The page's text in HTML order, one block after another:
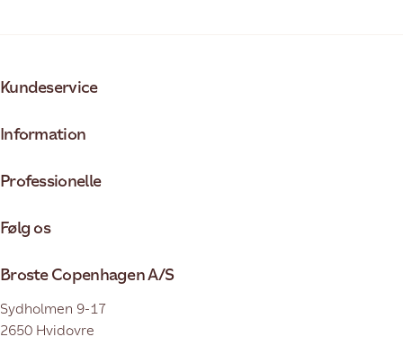
Kundeservice
Information
Professionelle
Følg os
Broste Copenhagen A/S
Sydholmen 9-17
2650 Hvidovre